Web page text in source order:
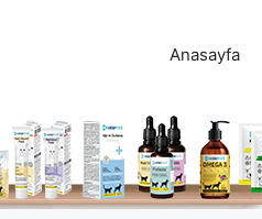
Anasayfa